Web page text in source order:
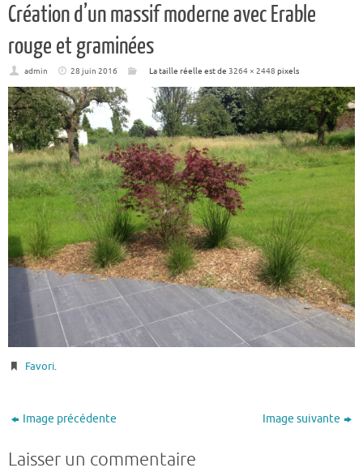
Création d’un massif moderne avec Erable
rouge et graminées
admin 28 juin 2016 La taille réelle est de 3264 × 2448 pixels
Favori.
Image précédente Image suivante
Laisser un commentaire